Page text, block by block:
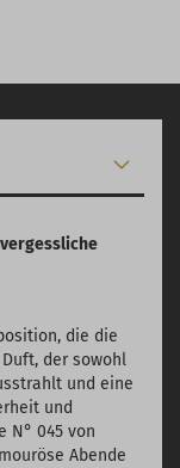
die die
der sowohl
und eine
und
N° 045 von
Abende